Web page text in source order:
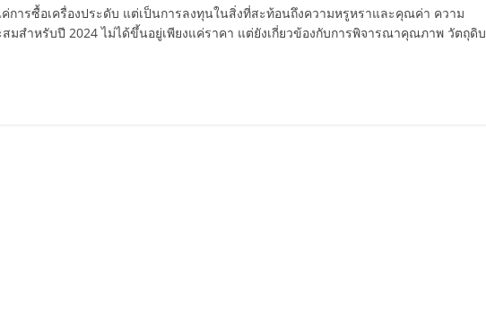
ค่การซื้อเครื่องประดับ แต่เป็นการลงทุนในสิ่งที่สะท้อนถึงความหรูหราและคุณค่า ความ
มสำหรับปี 2024 ไม่ได้ขึ้นอยู่เพียงแค่ราคา แต่ยังเกี่ยวข้องกับการพิจารณาคุณภาพ วัตถุดิบ